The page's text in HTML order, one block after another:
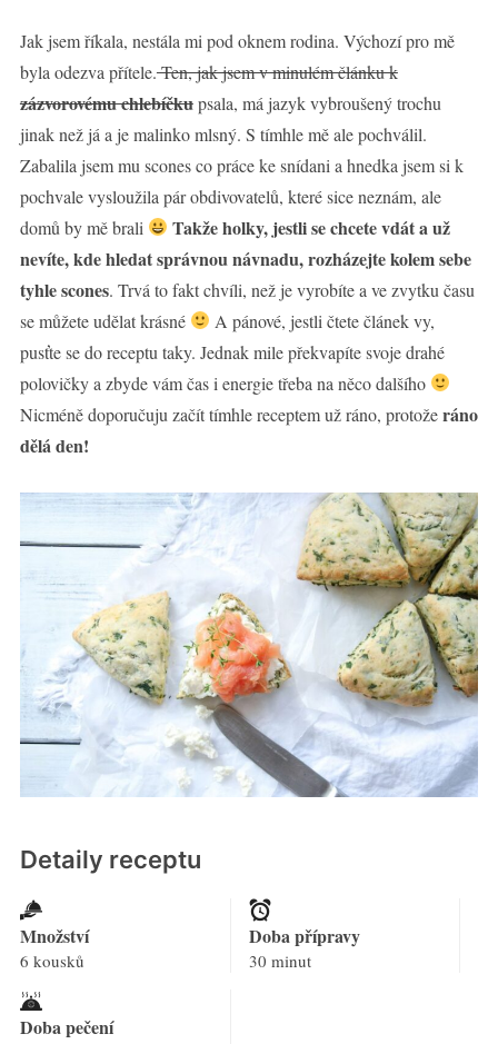
Jak jsem říkala, nestála mi pod oknem rodina. Výchozí pro mě
byla odezva přítele.Ten, jak jsem v minulém článku k
zázvorovému chlebíčkupsala, má jazyk vybroušený trochu
jinak než já a je malinko mlsný. S tímhle mě ale pochválil.
Zabalila jsem mu scones co práce ke snídani a hnedka jsem si k
pochvale vysloužila pár obdivovatelů, které sice neznám, ale
domů by mě brali
Takže holky, jestli se chcete vdát a už
nevíte, kde hledat správnou návnadu, rozházejte kolem sebe
tyhle scones. Trvá to fakt chvíli, než je vyrobíte a ve zvytku času
se můžete udělat krásné
A pánové, jestli čtete článek vy,
pusťte se do receptu taky. Jednak mile překvapíte svoje drahé
polovičky a zbyde vám čas i energie třeba na něco dalšího
Nicméně doporučuju začít tímhle receptem už ráno, protožeráno
dělá den!
Detaily receptu
Množství
6 kousků
Doba přípravy
30 minut
Doba pečení